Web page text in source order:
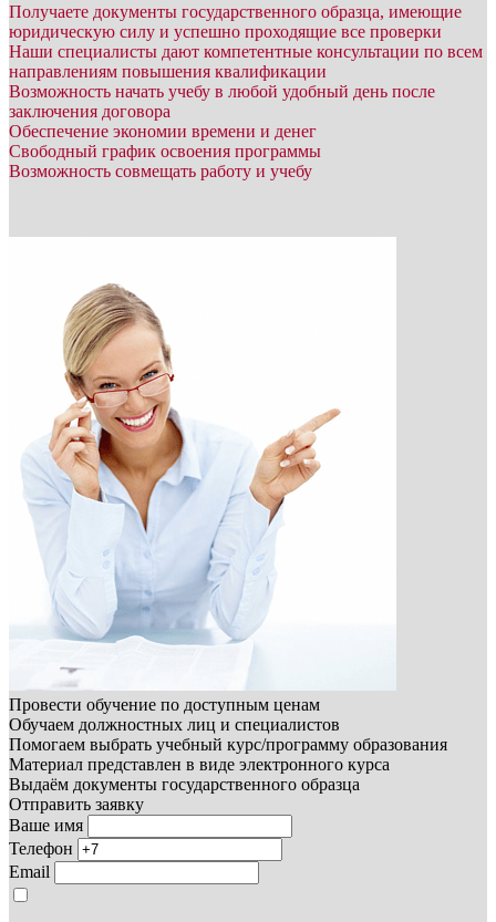
Получаете документы государственного образца, имеющие
юридическую силу и успешно проходящие все проверки
Наши специалисты дают компетентные консультации по всем
направлениям повышения квалификации
Возможность начать учебу в любой удобный день после
заключения договора
Обеспечение экономии времени и денег
Свободный график освоения программы
Возможность совмещать работу и учебу
Провести обучение по доступным ценам
Обучаем должностных лиц и специалистов
Помогаем выбрать учебный курс/программу образования
Материал представлен в виде электронного курса
Выдаём документы государственного образца
Отправить заявку
Ваше имя
Телефон
Email